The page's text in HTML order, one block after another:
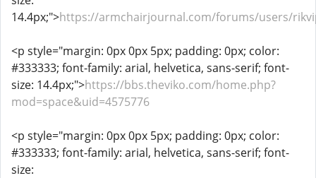
14.4px;">https://armchairjournal.com/forums/users/
<p style="margin: 0px 0px 5px; padding: 0px; color:
#333333; font-family: arial, helvetica, sans-serif; font-
size: 14.4px;">https://bbs.theviko.com/home.php?
mod=space&uid=4575776
<p style="margin: 0px 0px 5px; padding: 0px; color:
#333333; font-family: arial, helvetica, sans-serif; font-
size: